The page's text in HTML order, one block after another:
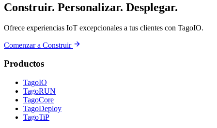
Construir. Personalizar. Desplegar.
Ofrece experiencias IoT excepcionales a tus clientes con TagoIO.
Comenzar a Construir
Productos
TagoIO
TagoRUN
TagoCore
TagoDeploy
TagoTiP